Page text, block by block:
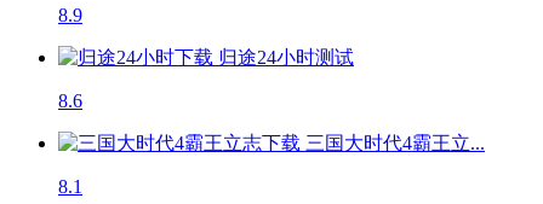
8.9
归途24小时测试
8.6
三国大时代4霸王立...
8.1